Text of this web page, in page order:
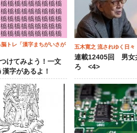
トレ「漢字まちがいさが
けてみよう！一文
字があるよ！
五木寛之 流されゆく日々
連載12405回 男女
ろ <4>